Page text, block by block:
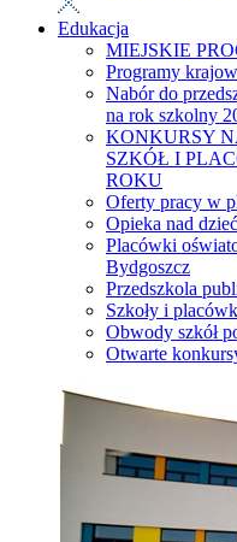
Edukacja
MIEJSKIE
Programy
Nabór do
na rok szkolny
KONKURSY
SZKÓŁ I
ROKU
Oferty pracy w
Opieka nad
Placówki
Bydgoszcz
Przedszkola
Szkoły i
Obwody szkół
Otwarte